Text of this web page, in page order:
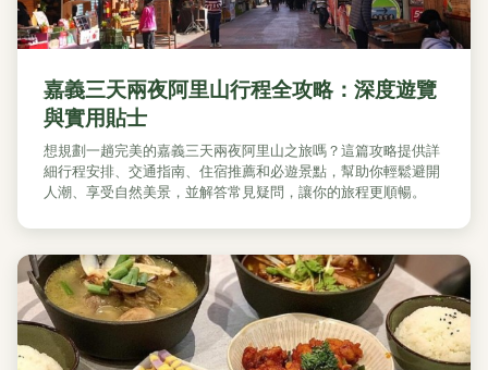
嘉義三天兩夜阿里山行程全攻略：深度遊覽
與實用貼士
想規劃一趟完美的嘉義三天兩夜阿里山之旅嗎？這篇攻略提供詳
細行程安排、交通指南、住宿推薦和必遊景點，幫助你輕鬆避開
人潮、享受自然美景，並解答常見疑問，讓你的旅程更順暢。